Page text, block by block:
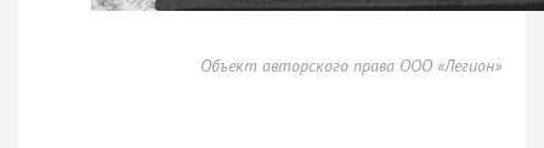
Объект авторского права ООО «Легион»